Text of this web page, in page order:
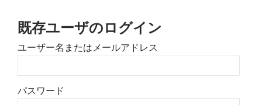
既存ユーザのログイン
ユーザー名またはメールアドレス
パスワード